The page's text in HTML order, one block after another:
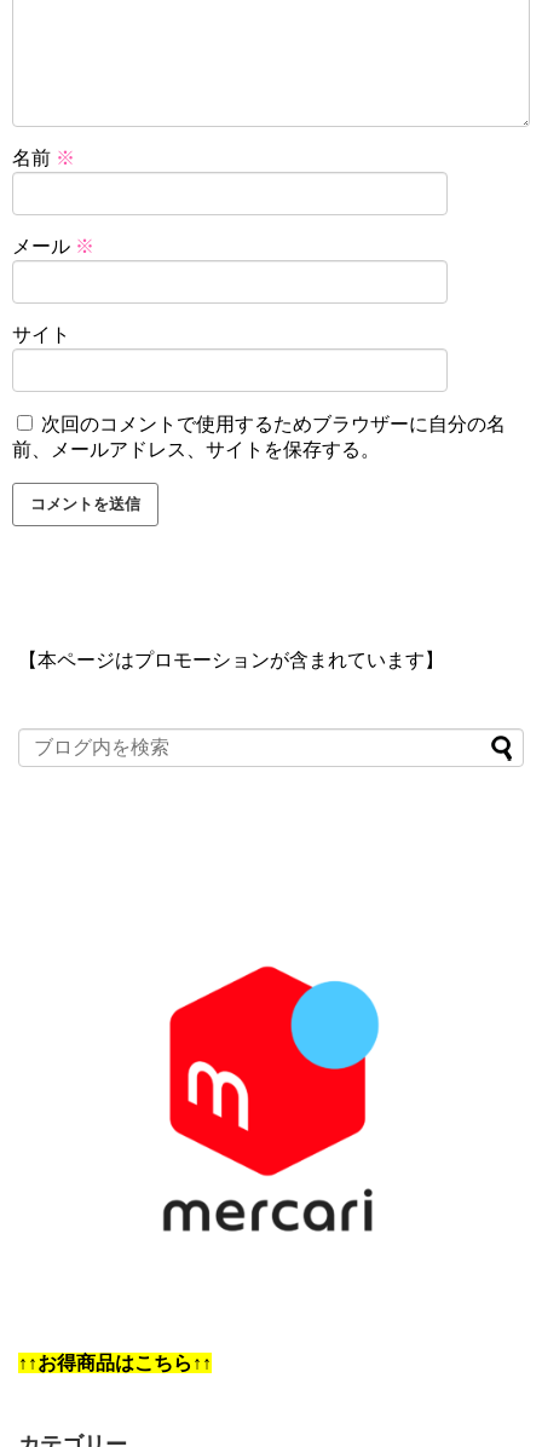
名前 ※
メール ※
サイト
次回のコメントで使用するためブラウザーに自分の名
前、メールアドレス、サイトを保存する。
【本ページはプロモーションが含まれています】
↑↑お得商品はこちら↑↑